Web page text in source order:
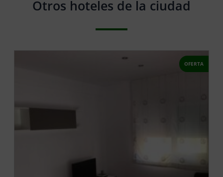
Otros hoteles de la ciudad
OFERTA